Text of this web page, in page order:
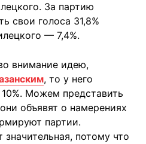
За партию
свои голоса 31,8%
— 7,4%.
внимание идею,
, то у него
Можем представить
объявят о намерениях
партии.
потому что